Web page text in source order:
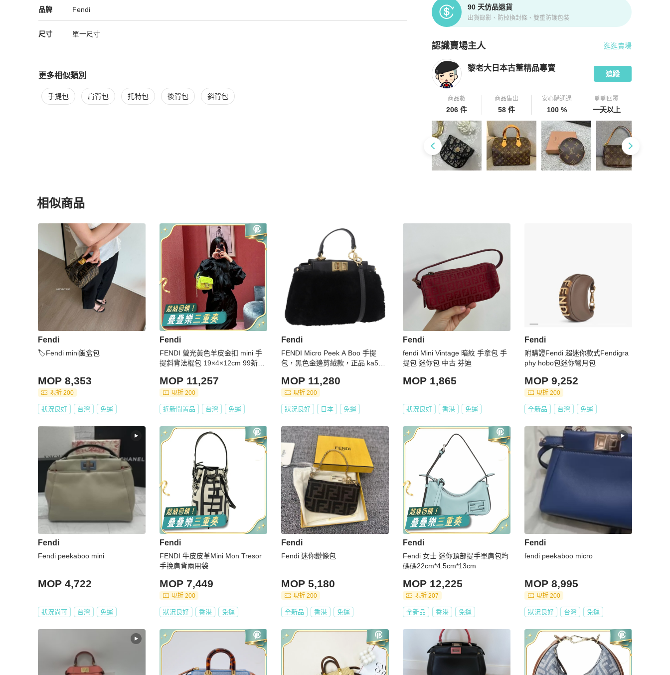
90 天仿品退貨
出貨錄影、防掉換封條、雙重防護包裝
認識賣場主人
PopChill 拍拍圈嚴選賣家 黎老大日本古董精品專賣介紹
逛逛賣場
黎老大日本古董精品專賣
追蹤
商品數
206 件
商品售出
58 件
安心購通過
100 %
聊聊回覆
一天以上
品牌
Fendi 女包品牌介紹
Fendi
Fendi 推薦清單
尺寸 單一尺寸
更多相似類別
更多Fendi女包相似商品推薦
手提包 肩背包 托特包 後背包 斜背包
相似商品
更多相似Fendi女包推薦精品
Fendi
🏷Fendi mini飯盒包
MOP 8,353
現折 200
狀況良好 台灣 免運
Fendi
FENDI 螢光黃色羊皮金扣 mini 手
提斜背法棍包 19×4×12cm 99新配
MOP 11,257
現折 200
近新閒置品 台灣 免運
Fendi
FENDI Micro Peek A Boo 手提
包，黑色金邊剪絨款，正品 ka503
MOP 11,280
現折 200
狀況良好 日本 免運
Fendi
fendi Mini Vintage 暗紋 手拿包 手
提包 迷你包 中古 芬迪
MOP 1,865
狀況良好 香港 免運
Fendi
附購證Fendi 超迷你款式Fendigra
phy hobo包迷你彎月包
MOP 9,252
現折 200
全新品 台灣 免運
Fendi
Fendi peekaboo mini
MOP 4,722
狀況尚可 台灣 免運
Fendi
FENDI 牛皮皮革Mini Mon Tresor
手挽肩背兩用袋
MOP 7,449
現折 200
狀況良好 香港 免運
Fendi
Fendi 迷你鏈條包
MOP 5,180
現折 200
全新品 香港 免運
Fendi
Fendi 女士 迷你頂部提手單肩包均
碼碼22cm*4.5cm*13cm
MOP 12,225
現折 207
全新品 香港 免運
Fendi
fendi peekaboo micro
MOP 8,995
現折 200
狀況良好 台灣 免運